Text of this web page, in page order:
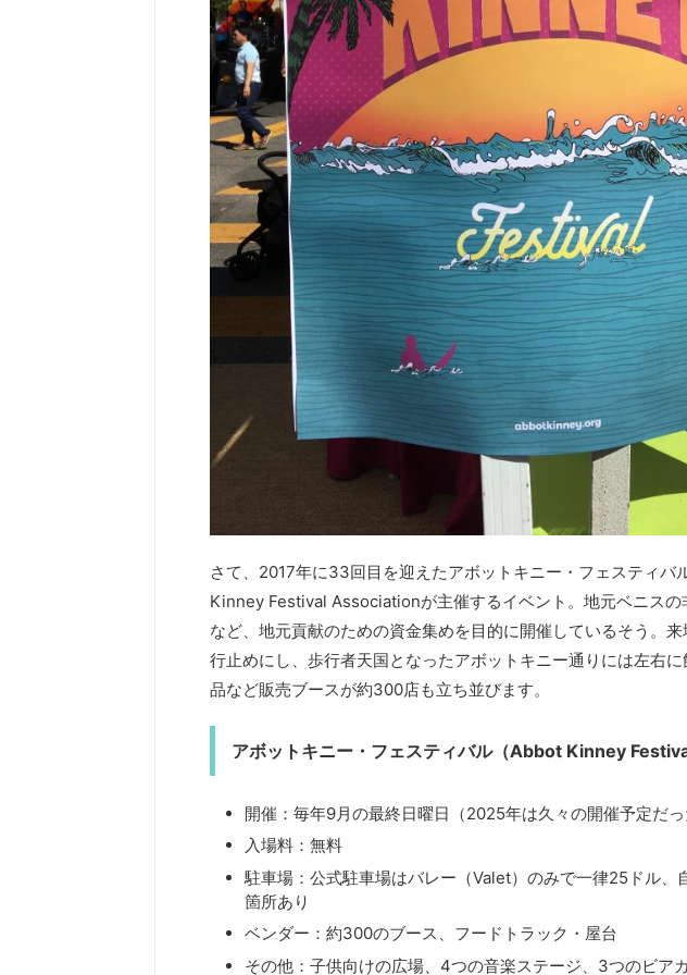
さて、2017年に33回目を迎えたアボットキニー・フェスティバ
Kinney Festival Associationが主催するイベント。地元ベニスの
など、地元貢献のための資金集めを目的に開催しているそう。
行止めにし、歩行者天国となったアボットキニー通りには左右
品など販売ブースが約300店も立ち並びます。
アボットキニー・フェスティバル（Abbot Kinney
開催：毎年9月の最終日曜日（2025年は久々の開催予定だっ
入場料：無料
駐車場：公式駐車場はバレー（Valet）のみで一律25ドル、
箇所あり
ベンダー：約300のブース、フードトラック・屋台
その他：子供向けの広場、4つの音楽ステージ、3つのビア